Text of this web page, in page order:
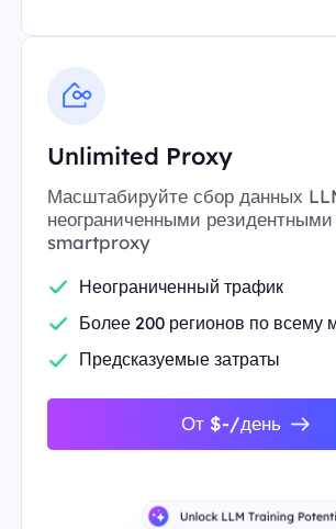
Unlimited Proxy
Масштабируйте сбор данных
неограниченными резидентными
smartproxy
Неограниченный трафик
Более 200 регионов по всему
Предсказуемые затраты
От $-/день